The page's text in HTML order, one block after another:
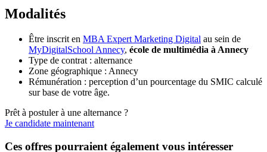
Modalités
Être inscrit en MBA Expert Marketing Digital au sein de
MyDigitalSchool Annecy, école de multimédia à Annecy
Type de contrat : alternance
Zone géographique : Annecy
Rémunération : perception d’un pourcentage du SMIC calculé
sur base de votre âge.
Prêt à postuler à une alternance ?
Je candidate maintenant
Ces offres pourraient également vous intéresser